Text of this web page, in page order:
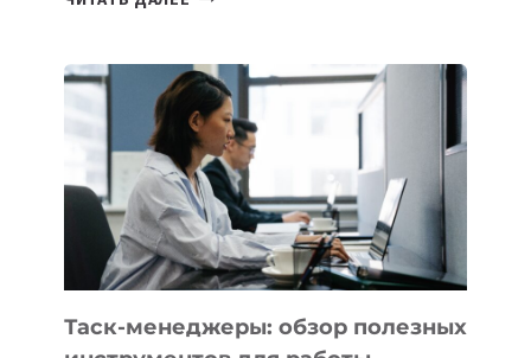
БИЗНЕСА:
КАКИЕ
3
ЗАДАЧИ
ЕМУ
МОЖНО
ПОРУЧИТЬ
УЖЕ
СЕГОДНЯ
Таск-менеджеры: обзор полезных